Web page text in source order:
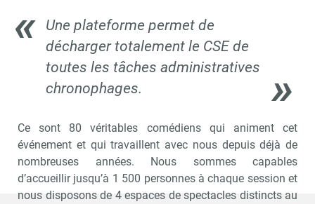
Une plateforme permet de
décharger totalement le CSE de
toutes les tâches administratives
chronophages.
Ce sont 80 véritables comédiens qui animent cet
événement et qui travaillent avec nous depuis déjà de
nombreuses années. Nous sommes capables
d’accueillir jusqu’à 1 500 personnes à chaque session et
nous disposons de 4 espaces de spectacles distincts au